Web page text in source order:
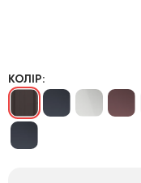
КОЛІР: